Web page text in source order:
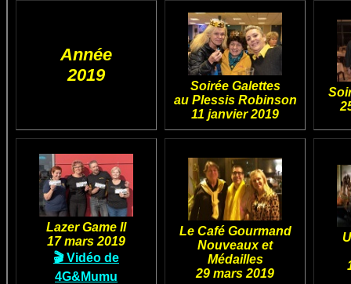
Année
2019
Soirée Galettes
au Plessis Robinson
11 janvier 2019
Lazer Game II
17 mars 2019
🎬 Vidéo de
4G&Mumu
Le Café Gourmand
Nouveaux et
Médailles
29 mars 2019